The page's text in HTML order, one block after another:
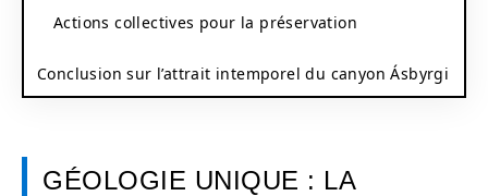
Actions collectives pour la préservation
Conclusion sur l’attrait intemporel du canyon Ásbyrgi
GÉOLOGIE UNIQUE : LA